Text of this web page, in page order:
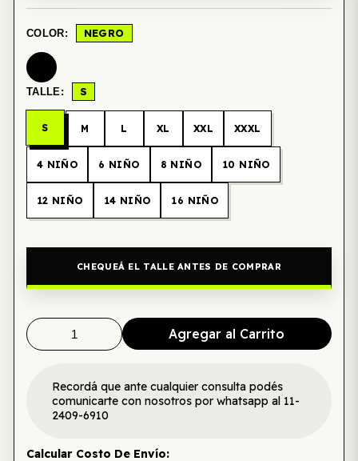
COLOR: NEGRO
TALLE: S
S M L XL XXL XXXL
4 NIÑO 6 NIÑO 8 NIÑO 10 NIÑO
12 NIÑO 14 NIÑO 16 NIÑO
CHEQUEÁ EL TALLE ANTES DE COMPRAR
Agregar al Carrito
Recordá que ante cualquier consulta podés
comunicarte con nosotros por whatsapp al 11-
2409-6910
Calcular Costo De Envío: